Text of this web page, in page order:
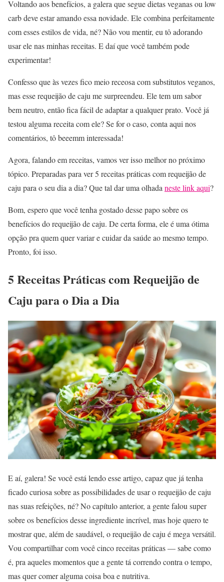
Voltando aos benefícios, a galera que segue dietas veganas ou low
carb deve estar amando essa novidade. Ele combina perfeitamente
com esses estilos de vida, né? Não vou mentir, eu tô adorando
usar ele nas minhas receitas. E daí que você também pode
experimentar!
Confesso que às vezes fico meio receosa com substitutos veganos,
mas esse requeijão de caju me surpreendeu. Ele tem um sabor
bem neutro, então fica fácil de adaptar a qualquer prato. Você já
testou alguma receita com ele? Se for o caso, conta aqui nos
comentários, tô beeemm interessada!
Agora, falando em receitas, vamos ver isso melhor no próximo
tópico. Preparadas para ver 5 receitas práticas com requeijão de
caju para o seu dia a dia? Que tal dar uma olhadaneste link aqui?
Bom, espero que você tenha gostado desse papo sobre os
benefícios do requeijão de caju. De certa forma, ele é uma ótima
opção pra quem quer variar e cuidar da saúde ao mesmo tempo.
Pronto, foi isso.
5 Receitas Práticas com Requeijão de
Caju para o Dia a Dia
E aí, galera! Se você está lendo esse artigo, capaz que já tenha
ficado curiosa sobre as possibilidades de usar o requeijão de caju
nas suas refeições, né? No capítulo anterior, a gente falou super
sobre os benefícios desse ingrediente incrível, mas hoje quero te
mostrar que, além de saudável, o requeijão de caju é mega versátil.
Vou compartilhar com você cinco receitas práticas — sabe como
é, pra aqueles momentos que a gente tá correndo contra o tempo,
mas quer comer alguma coisa boa e nutritiva.